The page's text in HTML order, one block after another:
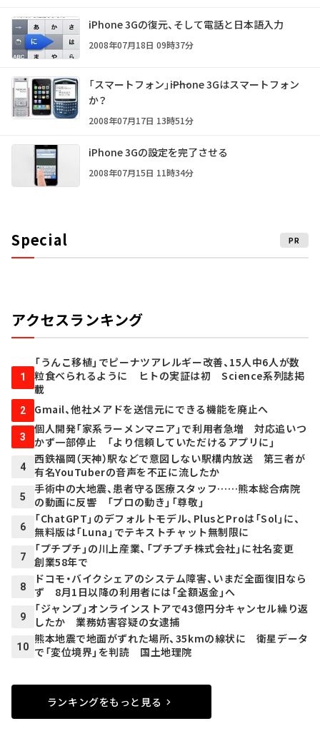
iPhone 3Gの復元、そして電話と日本語入力
2008年07月18日 09時37分
「スマートフォン」――iPhone 3Gはスマートフォン
か？
2008年07月17日 13時51分
iPhone 3Gの設定を完了させる
2008年07月15日 11時34分
Special PR
アクセスランキング
1
「うんこ移植」でピーナツアレルギー改善、15人中6人が数
粒食べられるように ヒトの実証は初 Science系列誌掲
載
2 Gmail、他社メアドを送信元にできる機能を廃止へ
3
個人開発「家系ラーメンマニア」で利用者急増 対応追いつ
かず一部停止 「より信頼していただけるアプリに」
4
西鉄福岡（天神）駅などで意図しない駅構内放送 第三者が
有名YouTuberの音声を不正に流したか
5
手術中の大地震、患者守る医療スタッフ……熊本総合病院
の動画に反響 「プロの動き」「尊敬」
6
「ChatGPT」のデフォルトモデル、PlusとProは「Sol」に、
無料版は「Luna」でテキストチャット無制限に
7
「プチプチ」の川上産業、「プチプチ株式会社」に社名変更
創業58年で
8
ドコモ・バイクシェアのシステム障害、いまだ全面復旧なら
ず 8月1日以降の利用者には「全額返金」へ
9
「ジャンプ」オンラインストアで43億円分キャンセル繰り返
したか 業務妨害容疑の女逮捕
10
熊本地震で地面がずれた場所、35kmの線状に 衛星データ
で「変位境界」を判読 国土地理院
ランキングをもっと見る